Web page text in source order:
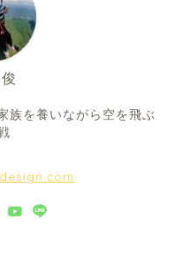
族を養いながら空を飛ぶ